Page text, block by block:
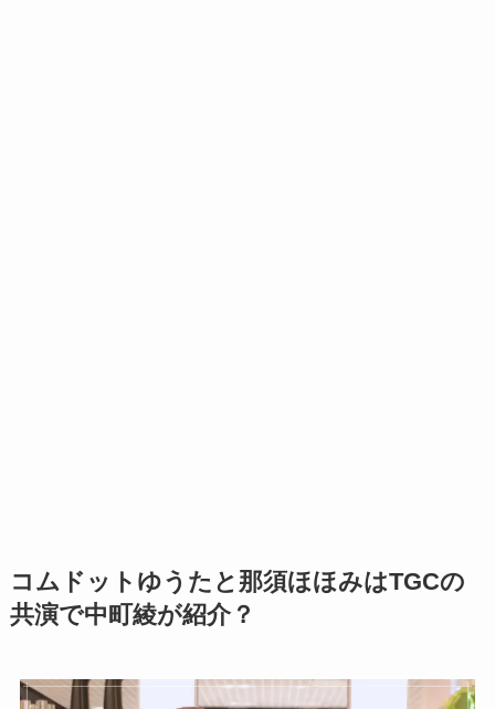
コムドットゆうたと那須ほほみはTGCの
共演で中町綾が紹介？